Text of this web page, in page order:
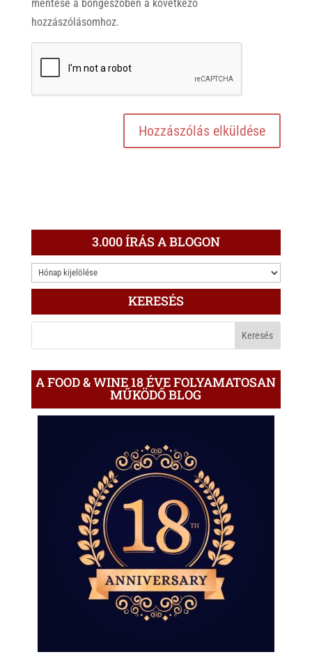
mentése a böngészőben a következő
hozzászólásomhoz.
3.000 ÍRÁS A BLOGON
3.000
ÍRÁS
BLOGON
KERESÉS
A FOOD & WINE 18 ÉVE FOLYAMATOSAN
MŰKÖDŐ BLOG